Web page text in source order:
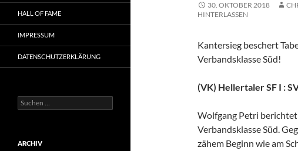
30. OKTOBER 2018
HINTERLASSEN
Kantersieg beschert
Verbandsklasse Süd!
(VK) Hellertaler SF I :
Wolfgang Petri
Verbandsklasse Süd.
zähem Beginn wie am
HALL OF FAME
IMPRESSUM
DATENSCHUTZERKLÄRUNG
Suchen
nach:
ARCHIV